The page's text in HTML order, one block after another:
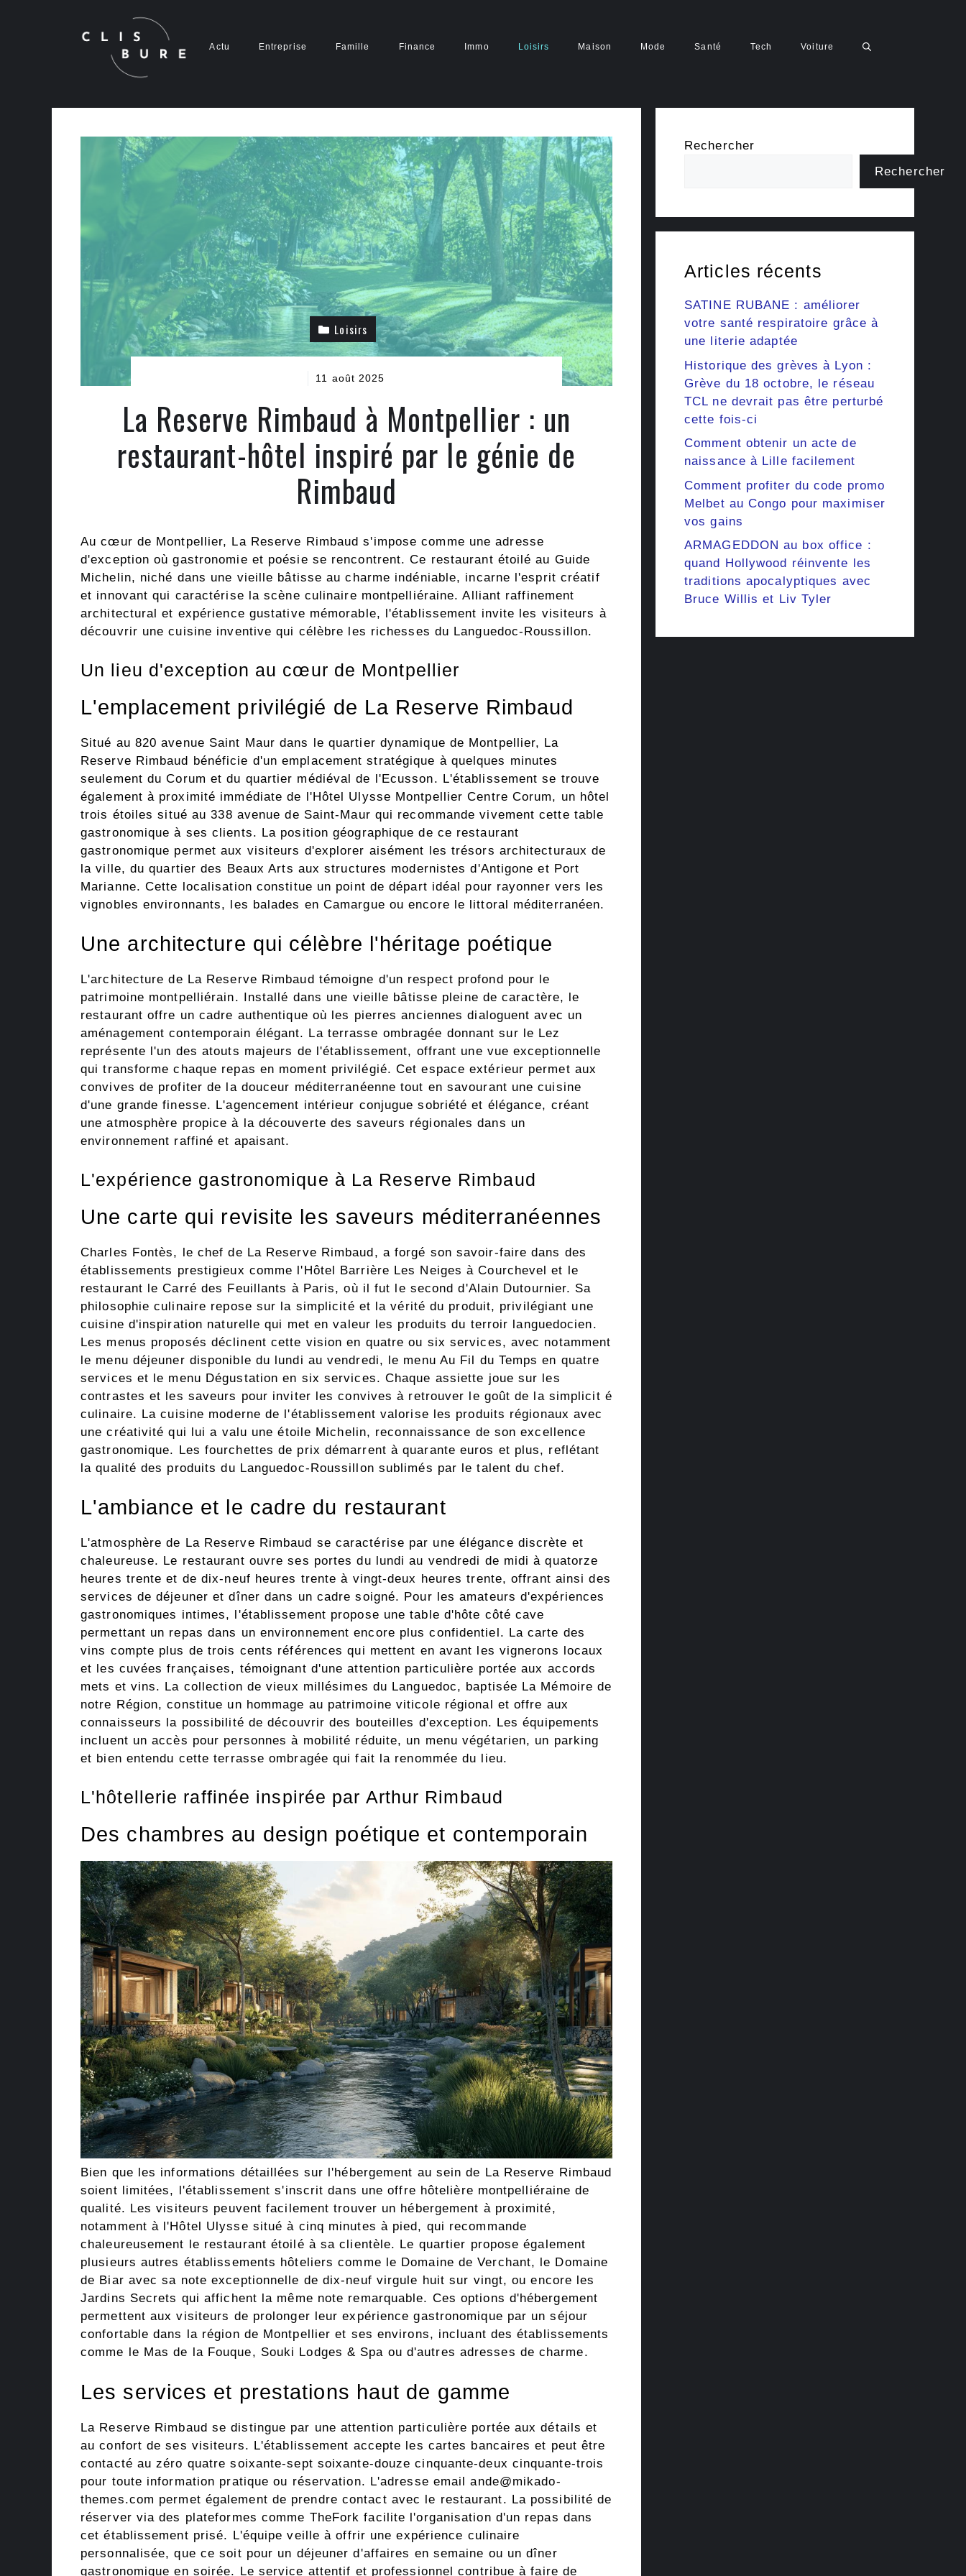
Actu Entreprise Famille Finance Immo Loisirs Maison Mode Santé Tech Voiture
Loisirs
11 août 2025
La Reserve Rimbaud à Montpellier : un
restaurant-hôtel inspiré par le génie de
Rimbaud
Au cœur de Montpellier, La Reserve Rimbaud s'impose comme une adresse
d'exception où gastronomie et poésie se rencontrent. Ce restaurant étoilé au Guide
Michelin, niché dans une vieille bâtisse au charme indéniable, incarne l'esprit créatif
et innovant qui caractérise la scène culinaire montpelliéraine. Alliant raffinement
architectural et expérience gustative mémorable, l'établissement invite les visiteurs à
découvrir une cuisine inventive qui célèbre les richesses du Languedoc-Roussillon.
Un lieu d'exception au cœur de Montpellier
L'emplacement privilégié de La Reserve Rimbaud
Situé au 820 avenue Saint Maur dans le quartier dynamique de Montpellier, La
Reserve Rimbaud bénéficie d'un emplacement stratégique à quelques minutes
seulement du Corum et du quartier médiéval de l'Ecusson. L'établissement se trouve
également à proximité immédiate de l'Hôtel Ulysse Montpellier Centre Corum, un hôtel
trois étoiles situé au 338 avenue de Saint-Maur qui recommande vivement cette table
gastronomique à ses clients. La position géographique de ce restaurant
gastronomique permet aux visiteurs d'explorer aisément les trésors architecturaux de
la ville, du quartier des Beaux Arts aux structures modernistes d'Antigone et Port
Marianne. Cette localisation constitue un point de départ idéal pour rayonner vers les
vignobles environnants, les balades en Camargue ou encore le littoral méditerranéen.
Une architecture qui célèbre l'héritage poétique
L'architecture de La Reserve Rimbaud témoigne d'un respect profond pour le
patrimoine montpelliérain. Installé dans une vieille bâtisse pleine de caractère, le
restaurant offre un cadre authentique où les pierres anciennes dialoguent avec un
aménagement contemporain élégant. La terrasse ombragée donnant sur le Lez
représente l'un des atouts majeurs de l'établissement, offrant une vue exceptionnelle
qui transforme chaque repas en moment privilégié. Cet espace extérieur permet aux
convives de profiter de la douceur méditerranéenne tout en savourant une cuisine
d'une grande finesse. L'agencement intérieur conjugue sobriété et élégance, créant
une atmosphère propice à la découverte des saveurs régionales dans un
environnement raffiné et apaisant.
L'expérience gastronomique à La Reserve Rimbaud
Une carte qui revisite les saveurs méditerranéennes
Charles Fontès, le chef de La Reserve Rimbaud, a forgé son savoir-faire dans des
établissements prestigieux comme l'Hôtel Barrière Les Neiges à Courchevel et le
restaurant le Carré des Feuillants à Paris, où il fut le second d'Alain Dutournier. Sa
philosophie culinaire repose sur la simplicité et la vérité du produit, privilégiant une
cuisine d'inspiration naturelle qui met en valeur les produits du terroir languedocien.
Les menus proposés déclinent cette vision en quatre ou six services, avec notamment
le menu déjeuner disponible du lundi au vendredi, le menu Au Fil du Temps en quatre
services et le menu Dégustation en six services. Chaque assiette joue sur les
contrastes et les saveurs pour inviter les convives à retrouver le goût de la simplicit é
culinaire. La cuisine moderne de l'établissement valorise les produits régionaux avec
une créativité qui lui a valu une étoile Michelin, reconnaissance de son excellence
gastronomique. Les fourchettes de prix démarrent à quarante euros et plus, reflétant
la qualité des produits du Languedoc-Roussillon sublimés par le talent du chef.
L'ambiance et le cadre du restaurant
L'atmosphère de La Reserve Rimbaud se caractérise par une élégance discrète et
chaleureuse. Le restaurant ouvre ses portes du lundi au vendredi de midi à quatorze
heures trente et de dix-neuf heures trente à vingt-deux heures trente, offrant ainsi des
services de déjeuner et dîner dans un cadre soigné. Pour les amateurs d'expériences
gastronomiques intimes, l'établissement propose une table d'hôte côté cave
permettant un repas dans un environnement encore plus confidentiel. La carte des
vins compte plus de trois cents références qui mettent en avant les vignerons locaux
et les cuvées françaises, témoignant d'une attention particulière portée aux accords
mets et vins. La collection de vieux millésimes du Languedoc, baptisée La Mémoire de
notre Région, constitue un hommage au patrimoine viticole régional et offre aux
connaisseurs la possibilité de découvrir des bouteilles d'exception. Les équipements
incluent un accès pour personnes à mobilité réduite, un menu végétarien, un parking
et bien entendu cette terrasse ombragée qui fait la renommée du lieu.
L'hôtellerie raffinée inspirée par Arthur Rimbaud
Des chambres au design poétique et contemporain
Bien que les informations détaillées sur l'hébergement au sein de La Reserve Rimbaud
soient limitées, l'établissement s'inscrit dans une offre hôtelière montpelliéraine de
qualité. Les visiteurs peuvent facilement trouver un hébergement à proximité,
notamment à l'Hôtel Ulysse situé à cinq minutes à pied, qui recommande
chaleureusement le restaurant étoilé à sa clientèle. Le quartier propose également
plusieurs autres établissements hôteliers comme le Domaine de Verchant, le Domaine
de Biar avec sa note exceptionnelle de dix-neuf virgule huit sur vingt, ou encore les
Jardins Secrets qui affichent la même note remarquable. Ces options d'hébergement
permettent aux visiteurs de prolonger leur expérience gastronomique par un séjour
confortable dans la région de Montpellier et ses environs, incluant des établissements
comme le Mas de la Fouque, Souki Lodges & Spa ou d'autres adresses de charme.
Les services et prestations haut de gamme
La Reserve Rimbaud se distingue par une attention particulière portée aux détails et
au confort de ses visiteurs. L'établissement accepte les cartes bancaires et peut être
contacté au zéro quatre soixante-sept soixante-douze cinquante-deux cinquante-trois
pour toute information pratique ou réservation. L'adresse emailande@mikado-
themes.com permet également de prendre contact avec le restaurant. La possibilité de
réserver via des plateformes comme TheFork facilite l'organisation d'un repas dans
cet établissement prisé. L'équipe veille à offrir une expérience culinaire
personnalisée, que ce soit pour un déjeuner d'affaires en semaine ou un dîner
gastronomique en soirée. Le service attentif et professionnel contribue à faire de
Rechercher
Rechercher
Articles récents
SATINE RUBANE : améliorer
votre santé respiratoire grâce à
une literie adaptée
Historique des grèves à Lyon :
Grève du 18 octobre, le réseau
TCL ne devrait pas être perturbé
cette fois-ci
Comment obtenir un acte de
naissance à Lille facilement
Comment profiter du code promo
Melbet au Congo pour maximiser
vos gains
ARMAGEDDON au box office :
quand Hollywood réinvente les
traditions apocalyptiques avec
Bruce Willis et Liv Tyler